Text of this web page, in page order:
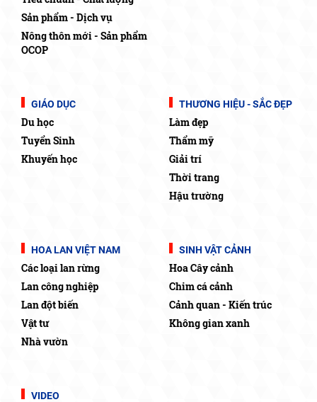
Sản phẩm - Dịch vụ
Nông thôn mới - Sản phẩm
OCOP
GIÁO DỤC
Du học
Tuyển Sinh
Khuyến học
THƯƠNG HIỆU - SẮC ĐẸP
Làm đẹp
Thẩm mỹ
Giải trí
Thời trang
Hậu trường
HOA LAN VIỆT NAM
Các loại lan rừng
Lan công nghiệp
Lan đột biến
Vật tư
Nhà vườn
SINH VẬT CẢNH
Hoa Cây cảnh
Chim cá cảnh
Cảnh quan - Kiến trúc
Không gian xanh
VIDEO